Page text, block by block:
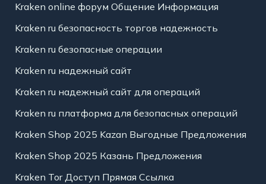
Kraken online форум Общение Информация
Kraken ru безопасность торгов надежность
Kraken ru безопасные операции
Kraken ru надежный сайт
Kraken ru надежный сайт для операций
Kraken ru платформа для безопасных операций
Kraken Shop 2025 Kazan Выгодные Предложения
Kraken Shop 2025 Казань Предложения
Kraken Tor Доступ Прямая Ссылка